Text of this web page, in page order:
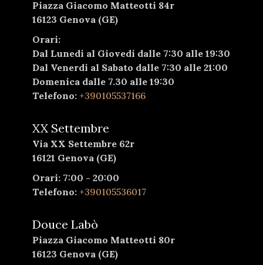
Piazza Giacomo Matteotti 84r
16123 Genova (GE)
Orari:
Dal Lunedi al Giovedi dalle 7:30 alle 19:30
Dal Venerdi al Sabato dalle 7:30 alle 21:00
Domenica dalle 7.30 alle 19:30
Telefono: +390105537166
XX Settembre
Via XX Settembre 62r
16121 Genova (GE)
Orari: 7:00 - 20:00
Telefono: +390105536017
Douce Labò
Piazza Giacomo Matteotti 80r
16123 Genova (GE)